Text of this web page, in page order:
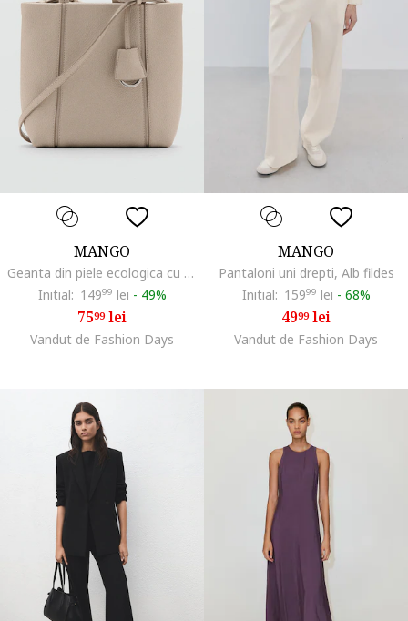
MANGO
Geanta din piele ecologica cu bareta de umar, Lila pal
Initial: 14999 lei - 49%
7599lei
Vandut de Fashion Days
MANGO
Pantaloni uni drepti, Alb fildes
Initial: 15999 lei - 68%
4999lei
Vandut de Fashion Days